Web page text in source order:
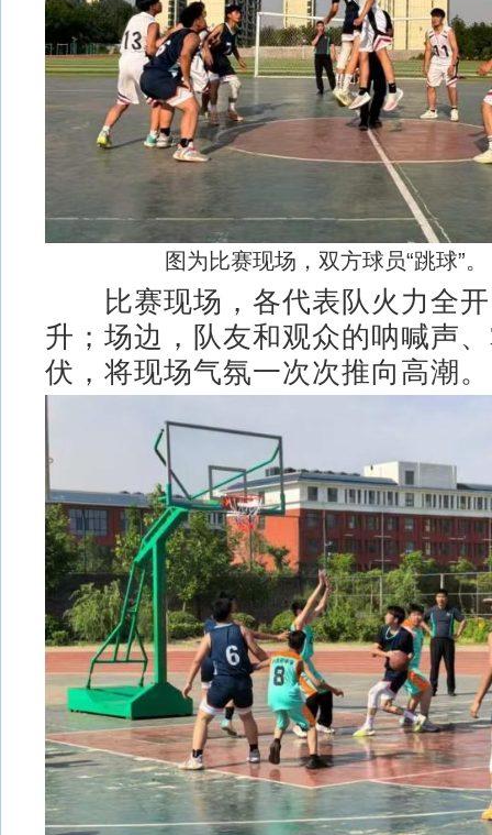
图为比赛现场，双方球员“跳球”
比赛现场，各代表队火力全开
升；场边，队友和观众的呐喊声
伏，将现场气氛一次次推向高潮。